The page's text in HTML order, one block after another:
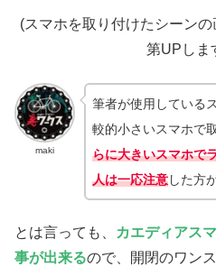
(スマホを取り付けたシーン
第UPしま
maki
筆者が使用している
較的小さいスマホで
らに大きいスマホで
人は一応注意した方
とは言っても、
カエディアス
事が出来るので、開閉のワン